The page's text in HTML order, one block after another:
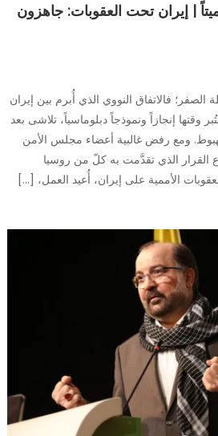
| إيران تحت العقوبات: جاهزون
فالاتفاق النووي الذي أُبرم بين إيران
عام 2015، واعتُبر وقتها إنجازاً ونموذجاً دبلوماسياً، تلاشى بعد
ومع رفض غالبية أعضاء مجلس الأمن
القرار الذي تقدَّمت به كلّ من روسيا
الأممية على إيران، أُعيد العمل، […]